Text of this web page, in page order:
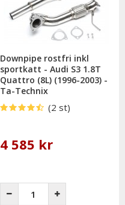
Downpipe rostfri inkl
sportkatt - Audi S3 1.8T
Quattro (8L) (1996-2003) -
Ta-Technix
(2 st)
4 585 kr